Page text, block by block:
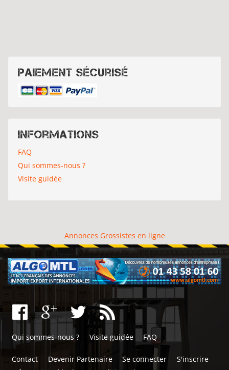
Paiement sécurisé
Informations
FAQ
Qui sommes-nous ?
Visite guidée
Annonces Grossistes en ligne
Qui sommes-nous ? Visite guidée FAQ
Contact Devenir Partenaire Se connecter
S'inscrire